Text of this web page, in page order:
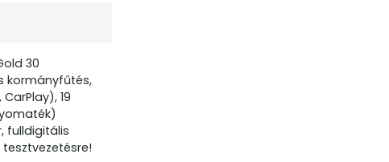
30
kormányfűtés,
19
fulldigitális